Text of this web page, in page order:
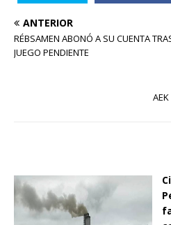
ANTERIOR
RÉBSAMEN ABONÓ A SU CUENTA
JUEGO PENDIENTE